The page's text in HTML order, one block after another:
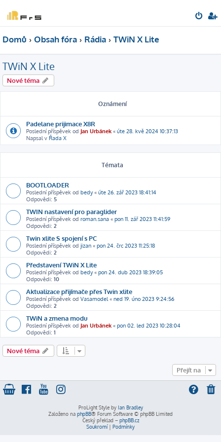
Domů Obsah fóra Rádia TWiN X Lite
TWiN X Lite
Nové téma
Oznámení
Padelane prijimace X8R
Poslední příspěvek od Jan Urbánek « úte 28. kvě 2024 10:37:13
Napsal v Řada X
Témata
BOOTLOADER
Poslední příspěvek od bedy« úte 26. zář 2023 18:41:14
Odpovědi: 5
TWIN nastavení pro paraglider
Poslední příspěvek od roman.sana « pon 11. zář 2023 11:41:59
Odpovědi: 2
Twin xlite S spojení s PC
Poslední příspěvek od jizan « pon 24. črc 2023 11:25:18
Odpovědi: 2
Představení TWiN X Lite
Poslední příspěvek od bedy« pon 24. dub 2023 18:39:05
Odpovědi: 10
Aktualizace přijímače přes Twin xlite
Poslední příspěvek od Vasamodel« ned 19. úno 2023 9:24:56
Odpovědi: 2
TWiN a zmena modu
Poslední příspěvek od Jan Urbánek « pon 02. led 2023 10:28:04
Odpovědi: 1
Nové téma
Přejít na
ProLight Style by Ian Bradley
Založeno na phpBB® Forum Software © phpBB Limited
Český překlad – phpBB.cz
Soukromí| Podmínky